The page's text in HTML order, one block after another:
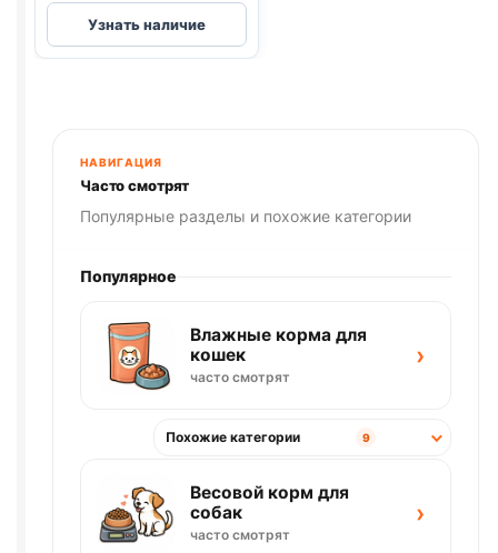
Деревенские
лак.
(ДРЕССУРА,
90г
Узнать наличие
НАВИГАЦИЯ
Часто смотрят
Популярные разделы и похожие категории
Популярное
Влажные корма для
кошек
часто смотрят
›
Похожие категории 9
Весовой корм для
собак
часто смотрят
›